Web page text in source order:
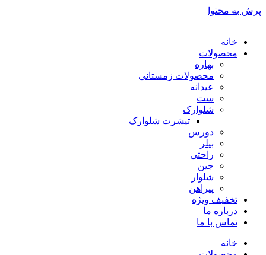
پرش به محتوا
خانه
محصولات
بهاره
محصولات زمستانی
عیدانه
ست
شلوارک
تیشرت شلوارک
دورس
بیلر
راحتی
جین
شلوار
پیراهن
تخفیف ویژه
درباره ما
تماس با ما
خانه